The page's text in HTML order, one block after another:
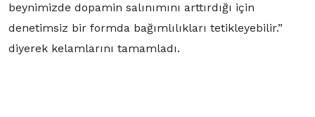
beynimizde dopamin salınımını arttırdığı için
denetimsiz bir formda bağımlılıkları tetikleyebilir.”
diyerek kelamlarını tamamladı.